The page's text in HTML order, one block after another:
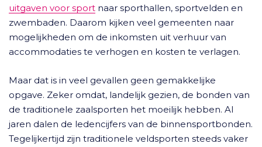
uitgaven voor sport naar sporthallen, sportvelden en
zwembaden. Daarom kijken veel gemeenten naar
mogelijkheden om de inkomsten uit verhuur van
accommodaties te verhogen en kosten te verlagen.
Maar dat is in veel gevallen geen gemakkelijke
opgave. Zeker omdat, landelijk gezien, de bonden van
de traditionele zaalsporten het moeilijk hebben. Al
jaren dalen de ledencijfers van de binnensportbonden.
Tegelijkertijd zijn traditionele veldsporten steeds vaker